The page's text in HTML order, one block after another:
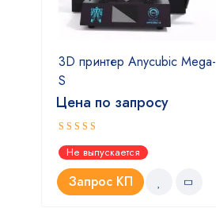
3D принтер Anycubic Mega-
S
Цена по запросу
Оценка
4.00из
5
Не выпускается
Запрос КП